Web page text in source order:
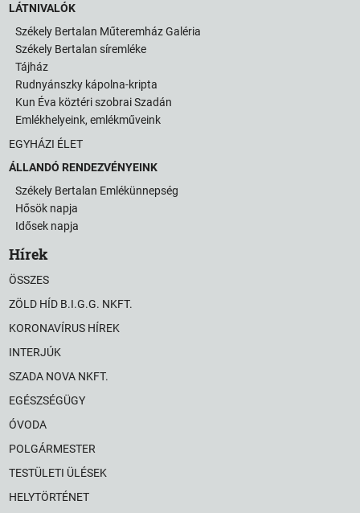
LÁTNIVALÓK
Székely Bertalan Műteremház Galéria
Székely Bertalan síremléke
Tájház
Rudnyánszky kápolna-kripta
Kun Éva köztéri szobrai Szadán
Emlékhelyeink, emlékműveink
EGYHÁZI ÉLET
ÁLLANDÓ RENDEZVÉNYEINK
Székely Bertalan Emlékünnepség
Hősök napja
Idősek napja
Hírek
ÖSSZES
ZÖLD HÍD B.I.G.G. NKFT.
KORONAVÍRUS HÍREK
INTERJÚK
SZADA NOVA NKFT.
EGÉSZSÉGÜGY
ÓVODA
POLGÁRMESTER
TESTÜLETI ÜLÉSEK
HELYTÖRTÉNET